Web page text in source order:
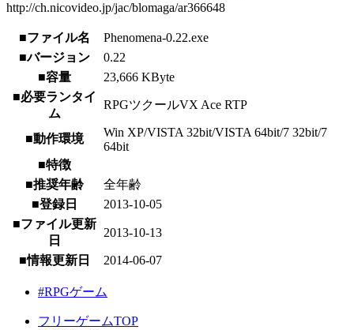
http://ch.nicovideo.jp/jac/blomaga/ar366648
■ファイル名
Phenomena-0.22.exe
■バージョン
0.22
■容量
23,666 KByte
■必要ランタイ
ム
RPGツクールVX Ace RTP
■動作環境
Win XP/VISTA 32bit/VISTA 64bit/7 32bit/7
64bit
■特徴
■推奨年齢
全年齢
■登録日
2013-10-05
■ファイル更新
日
2013-10-13
■情報更新日 2014-06-07
#RPGゲーム
フリーゲームTOP